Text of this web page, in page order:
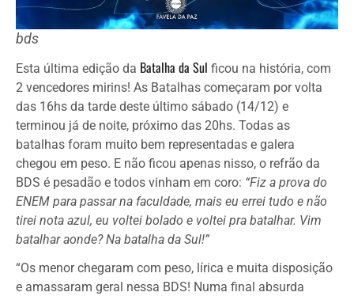
bds
Esta última edição da Batalha da Sul ficou na história, com
2 vencedores mirins! As Batalhas começaram por volta
das 16hs da tarde deste último sábado (14/12) e
terminou já de noite, próximo das 20hs. Todas as
batalhas foram muito bem representadas e galera
chegou em peso. E não ficou apenas nisso, o refrão da
BDS é pesadão e todos vinham em coro: “Fiz a prova do
ENEM para passar na faculdade, mais eu errei tudo e não
tirei nota azul, eu voltei bolado e voltei pra batalhar. Vim
batalhar aonde? Na batalha da Sul!”
“Os menor chegaram com peso, lírica e muita disposição
e amassaram geral nessa BDS! Numa final absurda